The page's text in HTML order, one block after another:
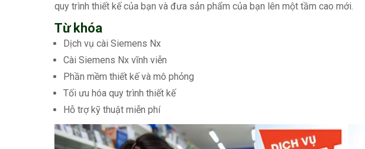
quy trình thiết kế của bạn và đưa sản phẩm của bạn lên một tầm cao mới.
Từ khóa
Dịch vụ cài Siemens Nx
Cài Siemens Nx vĩnh viễn
Phần mềm thiết kế và mô phỏng
Tối ưu hóa quy trình thiết kế
Hỗ trợ kỹ thuật miễn phí